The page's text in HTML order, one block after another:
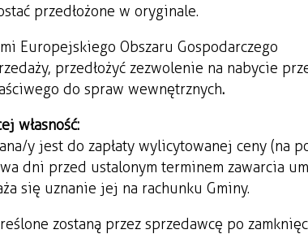
przedłożone w oryginale.
Europejskiego Obszaru Gospodarczego
przedłożyć zezwolenie na nabycie
do spraw wewnętrznych.
własność:
y jest do zapłaty wylicytowanej ceny (na
dni przed ustalonym terminem zawarcia
się uznanie jej na rachunku Gminy.
zostaną przez sprzedawcę po